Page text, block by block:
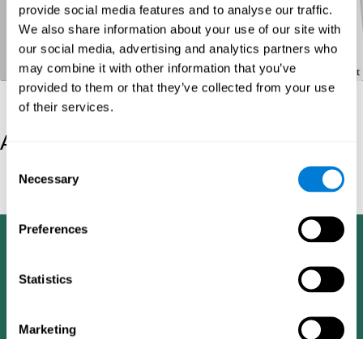
provide social media features and to analyse our traffic.
We also share information about your use of our site with
our social media, advertising and analytics partners who
may combine it with other information that you’ve
provided to them or that they’ve collected from your use
of their services.
Selection
Necessary
Preferences
Statistics
Marketing
Αναφορές
Tombaugh, T. N (1996). Τεστ memory malingering: TOMM.